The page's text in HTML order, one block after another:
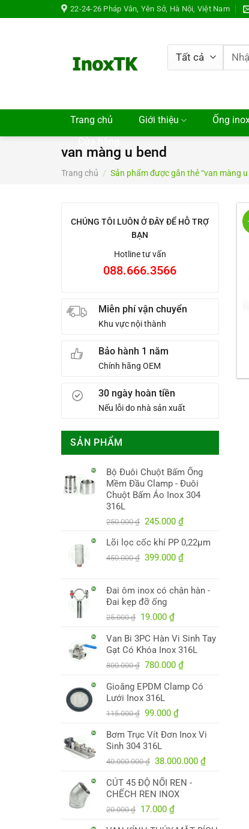
đến
22-24-26 Pháp Vân, Yên Sở, Hà Nội, Việt Nam
Tìm
kiếm:
Trang chủ Giới thiệu Ống
van màng u bend
Trang chủ / Sản phẩm được gắn thẻ “van màng u
CHÚNG TÔI LUÔN Ở ĐÂY ĐỂ HỖ TRỢ
BẠN
Hotline tư vấn
088.666.3566
Miễn phí vận chuyển
Khu vực nội thành
Bảo hành 1 năm
Chính hãng OEM
30 ngày hoàn tiền
Nếu lỗi do nhà sản xuất
SẢN PHẨM
Bộ Đuôi Chuột Bấm Ống
Mềm Đầu Clamp - Đuôi
Chuột Bấm Áo Inox 304
316L
250.000₫ Giá
là:
250.000 ₫.
245.000 ₫Giá
tại
là:
Lõi lọc cốc khí PP 0,22µm
450.000₫ Giá
450.000 ₫.
399.000 ₫Giá
là:
Đai ôm inox có chân hàn -
Đai kẹp đỡ ống
25.000₫ Giá
là:
25.000 ₫.
19.000 ₫Giá
tại
là:
19.000 ₫.
Van Bi 3PC Hàn Vi Sinh Tay
Gạt Có Khóa Inox 316L
800.000₫ Giá
là:
800.000 ₫.
780.000 ₫Giá
tại
Gioăng EPDM Clamp Có
Lưới Inox 316L
115.000₫ Giá
là:
115.000 ₫.
99.000 ₫Giá
tại
99.000 ₫.
Bơm Trục Vít Đơn Inox Vi
Sinh 304 316L
40.000.000₫ Giá
là:
40.000.000 ₫.
38.000.000 ₫Giá
CÚT 45 ĐỘ NỐI REN -
CHẾCH REN INOX
20.000₫ Giá
17.000 ₫Giá